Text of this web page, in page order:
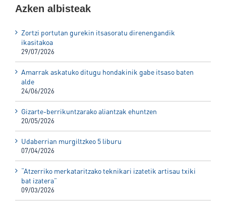
Azken albisteak
Zortzi portutan gurekin itsasoratu direnengandik
ikasitakoa
29/07/2026
Amarrak askatuko ditugu hondakinik gabe itsaso baten
alde
24/06/2026
Gizarte-berrikuntzarako aliantzak ehuntzen
20/05/2026
Udaberrian murgiltzkeo 5 liburu
07/04/2026
“Atzerriko merkataritzako teknikari izatetik artisau txiki
bat izatera”
09/03/2026